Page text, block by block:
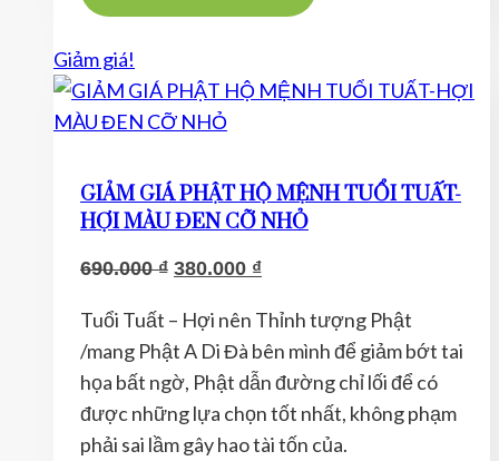
Giảm giá!
GIẢM GIÁ PHẬT HỘ MỆNH TUỔI TUẤT-
HỢI MÀU ĐEN CỠ NHỎ
690.000₫ Giá
là:
690.000 ₫.
380.000 ₫Giá
tại
là:
380.000 ₫.
Tuổi Tuất – Hợi nên Thỉnh tượng Phật
/mang Phật A Di Đà bên mình để giảm bớt tai
họa bất ngờ, Phật dẫn đường chỉ lối để có
được những lựa chọn tốt nhất, không phạm
phải sai lầm gây hao tài tốn của.